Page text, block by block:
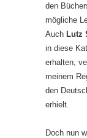
den
mögliche
Auch Lutz
in diese
erhalten,
meinem
den
erhielt.
Doch nun